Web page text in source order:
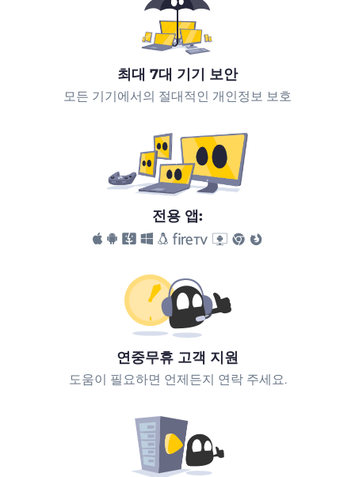
최대 7대 기기 보안
모든 기기에서의 절대적인 개인정보 보호
전용 앱:
연중무휴 고객 지원
도움이 필요하면 언제든지 연락 주세요.